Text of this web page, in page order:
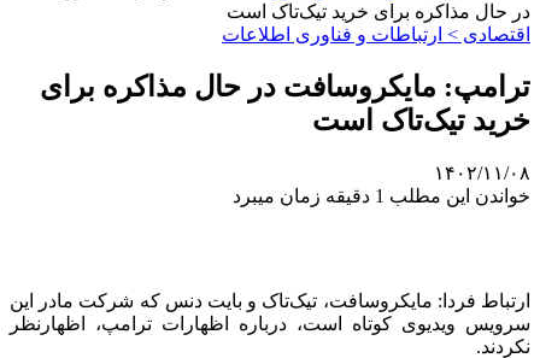
در حال مذاکره برای خرید تیک‌تاک است
اقتصادی > ارتباطات و فناوری اطلاعات
ترامپ: مایکروسافت در حال مذاکره برای
خرید تیک‌تاک است
۱۴۰۲/۱۱/۰۸
خواندن این مطلب 1 دقیقه زمان میبرد
ارتباط فردا: مایکروسافت، تیک‌تاک و بایت دنس که شرکت مادر این
سرویس ویدیوی کوتاه است، درباره اظهارات ترامپ، اظهارنظر
نکردند.